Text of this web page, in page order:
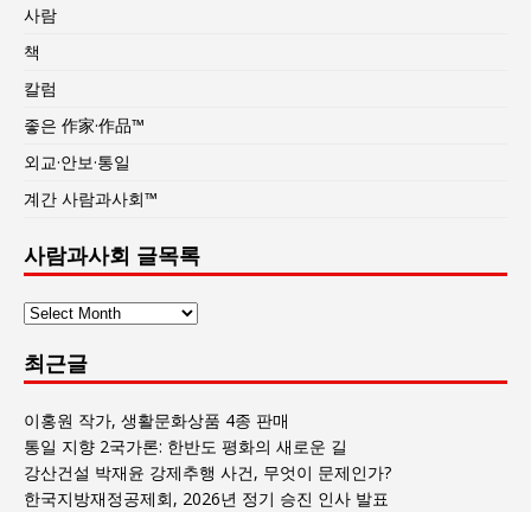
사람
책
칼럼
좋은 作家·作品™
외교·안보·통일
계간 사람과사회™
사람과사회 글목록
사
과
사
회
글
목
록
최근글
이홍원 작가, 생활문화상품 4종 판매
통일 지향 2국가론: 한반도 평화의 새로운 길
강산건설 박재윤 강제추행 사건, 무엇이 문제인가?
한국지방재정공제회, 2026년 정기 승진 인사 발표